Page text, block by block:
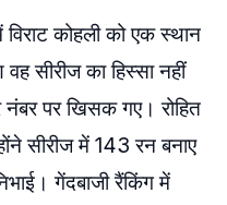
कोहली को एक स्थान
सीरीज का हिस्सा नहीं
पर खिसक गए। रोहित
सीरीज में 143 रन बनाए
गेंदबाजी रैंकिंग में